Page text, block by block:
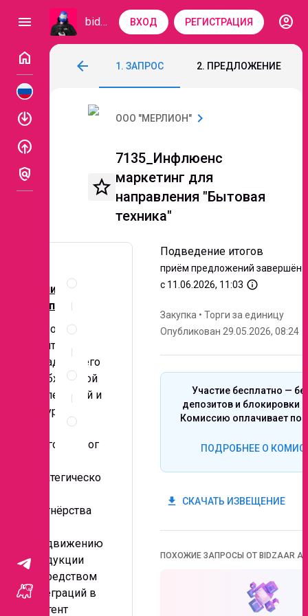
menu bidzaar ВХОД РЕГИСТРАЦИЯ
account_circle
home
enable
enable
policy
arrow_back
7135_Инфлюенс маркетинг для
1. ЗАПРОС 2. ПРЕДЛОЖЕНИЕ
Неценовые
критерии
запроса
ООО "МЕРЛИОН" chevron_right
star_border
7135_Инфлюенс
маркетинг для
направления "Бытовая
техника"
Цели
кампании
Выбор
агентства,
обладающего
необходимой
экспертизой и
ресурсами,
долгосрочног
стратегическо
партнёрства
продвижению
продукции
посредством
интеграций в
контент
Подведение итогов
приём предложений завершён
с 11.06.2026, 11:03 info_outline
Закупка • Торги за единицу
Опубликован 29.05.2026, 08:24
Участие бесплатно —
депозитов и блокировки
Комиссию оплачивает
ПОДРОБНЕЕ О
get_app СКАЧАТЬ ИЗВЕЩЕНИЕ
ПОХОЖИЕ ЗАПРОСЫ ОТ BIDZAAR AI